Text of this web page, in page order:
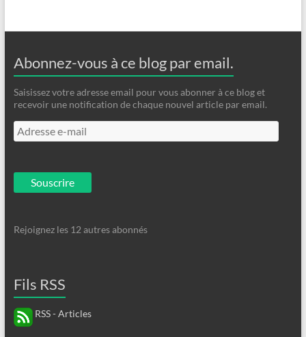
Abonnez-vous à ce blog par email.
Saisissez votre adresse email pour vous abonner à ce blog et
recevoir une notification de chaque nouvel article par email.
Adresse
e-
Souscrire
Rejoignez les 12 autres abonnés
Fils RSS
RSS - Articles